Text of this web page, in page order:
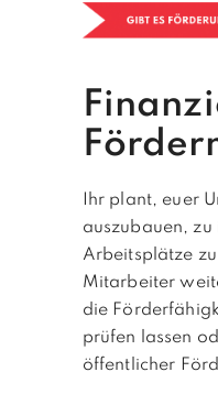
Ihr plant, euer
auszubauen,
Arbeitsplätze
Mitarbeiter
die
prüfen lassen
öffentlicher